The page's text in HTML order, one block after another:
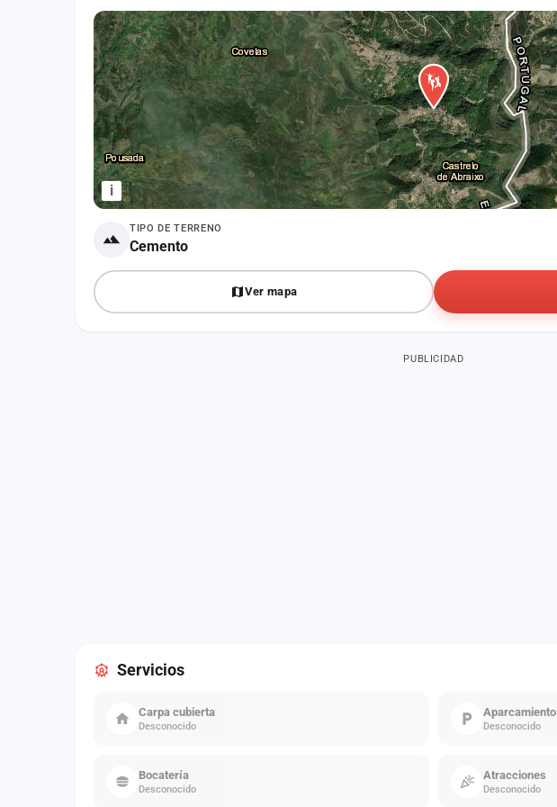
i
TIPO DE TERRENO
Cemento
Ver mapa
PUBLICIDAD
Servicios
Carpa cubierta
Desconocido
Aparcamiento
Desconocido
Bocatería
Desconocido
Atracciones
Desconocido
Iniciar sesión
Crear cuenta
Administración